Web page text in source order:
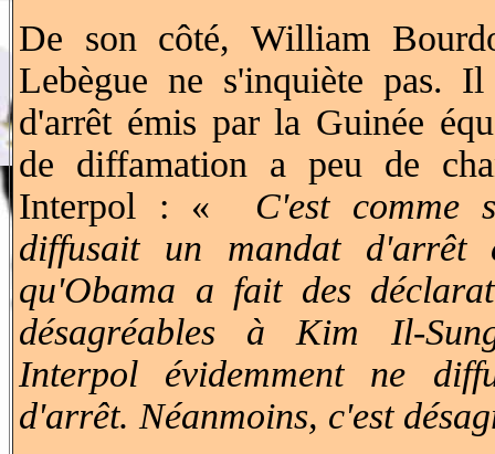
De son côté, William
Lebègue ne s'inquiète pas.
d'arrêt émis par la Guinée
de diffamation a peu de
Interpol : « C'est
diffusait un mandat d'arrêt
qu'Obama a fait des
désagréables à Kim Il-
Interpol évidemment ne
d'arrêt. Néanmoins, c'est